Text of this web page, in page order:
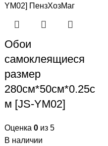
Обои
самоклеящиеся
размер
280см*50см*0.25с
м [JS-YM02]
Оценка 0 из 5
В наличии